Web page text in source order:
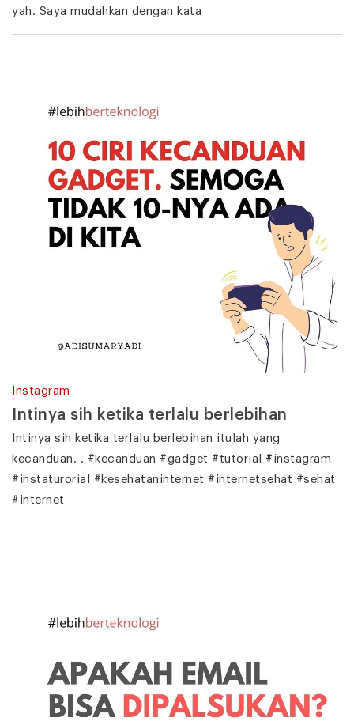
yah. Saya mudahkan dengan kata
Instagram
Intinya sih ketika terlalu berlebihan
Intinya sih ketika terlalu berlebihan itulah yang
kecanduan. . #kecanduan #gadget #tutorial #instagram
#instaturorial #kesehataninternet #internetsehat #sehat
#internet